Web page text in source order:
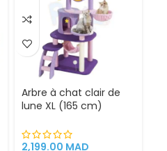
Arbre à chat clair de
lune XL (165 cm)
chat griffoirs
2,199.00 MAD